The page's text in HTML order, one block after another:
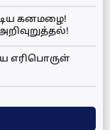
கனமழை!
எரிபொருள்